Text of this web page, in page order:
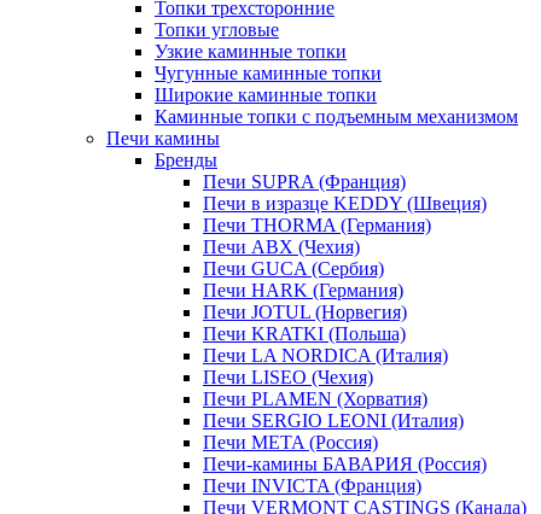
Топки трехсторонние
Топки угловые
Узкие каминные топки
Чугунные каминные топки
Широкие каминные топки
Каминные топки с подъемным механизмом
Печи камины
Бренды
Печи SUPRA (Франция)
Печи в изразце KEDDY (Швеция)
Печи THORMA (Германия)
Печи ABX (Чехия)
Печи GUCA (Сербия)
Печи HARK (Германия)
Печи JOTUL (Норвегия)
Печи KRATKI (Польша)
Печи LA NORDICA (Италия)
Печи LISEO (Чехия)
Печи PLAMEN (Хорватия)
Печи SERGIO LEONI (Италия)
Печи META (Россия)
Печи-камины БАВАРИЯ (Россия)
Печи INVICTA (Франция)
Печи VERMONT CASTINGS (Канада)